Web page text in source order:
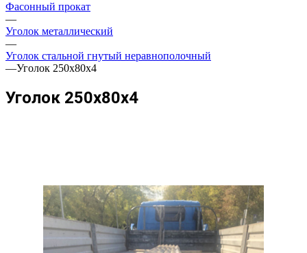
Фасонный прокат
—
Уголок металлический
—
Уголок стальной гнутый неравнополочный
—Уголок 250х80х4
Уголок 250х80х4